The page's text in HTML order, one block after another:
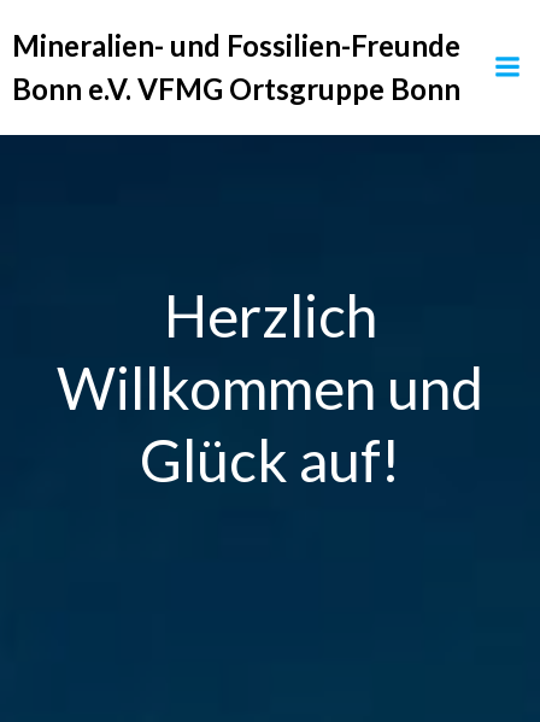
Inhalt
Mineralien- und Fossilien-Freunde
Bonn e.V. VFMG Ortsgruppe Bonn
Herzlich
Willkommen und
Glück auf!